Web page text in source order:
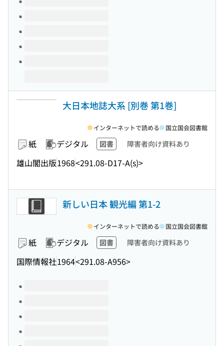
大日本地誌大系 [別巻 第1巻]
紙 デジタル 図書 障害者向け資料あり
雄山閣出版1968<291.08-D17-A(s)>
インターネットで読める 国立国会図書館
新しい日本 観光編 第1-2
紙 デジタル 図書 障害者向け資料あり
国際情報社1964<291.08-A956>
インターネットで読める 国立国会図書館
このタイトルの巻号